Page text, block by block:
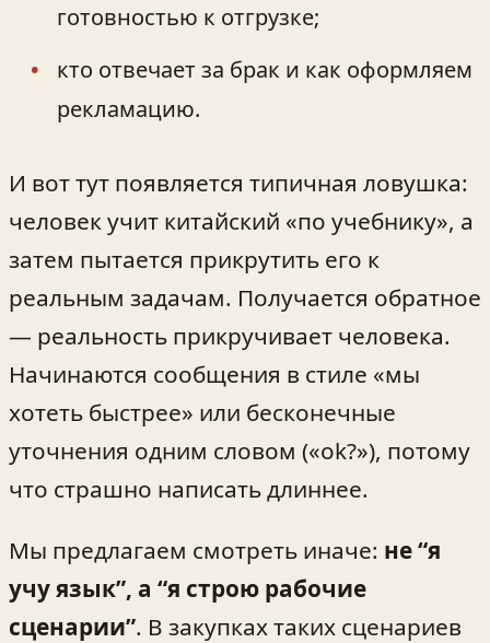
готовностью к отгрузке;
кто отвечает за брак и как оформляем
рекламацию.
И вот тут появляется типичная ловушка:
человек учит китайский «по учебнику», а
затем пытается прикрутить его к
реальным задачам. Получается обратное
— реальность прикручивает человека.
Начинаются сообщения в стиле «мы
хотеть быстрее» или бесконечные
уточнения одним словом («ok?»), потому
что страшно написать длиннее.
Мы предлагаем смотреть иначе: не “я
учу язык”, а “я строю рабочие
сценарии”. В закупках таких сценариев